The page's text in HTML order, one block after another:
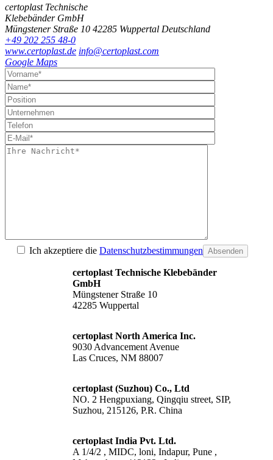
certoplast Technische
Klebebänder GmbH
Müngstener Straße 10 42285 Wuppertal Deutschland
+49 202 255 48-0
www.certoplast.de info@certoplast.com
Google Maps
Ich akzeptiere die Datenschutzbestimmungen Absenden
certoplast Technische Klebebänder
GmbH
Müngstener Straße 10
42285 Wuppertal
certoplast North America Inc.
9030 Advancement Avenue
Las Cruces, NM 88007
certoplast (Suzhou) Co., Ltd
NO. 2 Hengpuxiang, Qingqiu street, SIP,
Suzhou, 215126, P.R. China
certoplast India Pvt. Ltd.
A 1/4/2 , MIDC, loni, Indapur, Pune ,